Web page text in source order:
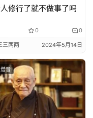
修行了就不做事了吗
0 0
三两两 2024年5月14日
音